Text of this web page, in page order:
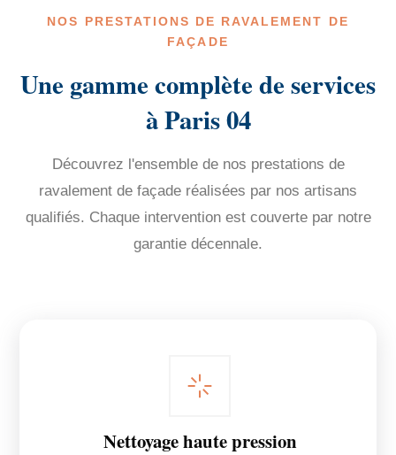
NOS PRESTATIONS DE RAVALEMENT DE
FAÇADE
Une gamme complète de services
à Paris 04
Découvrez l'ensemble de nos prestations de
ravalement de façade réalisées par nos artisans
qualifiés. Chaque intervention est couverte par notre
garantie décennale.
Nettoyage haute pression